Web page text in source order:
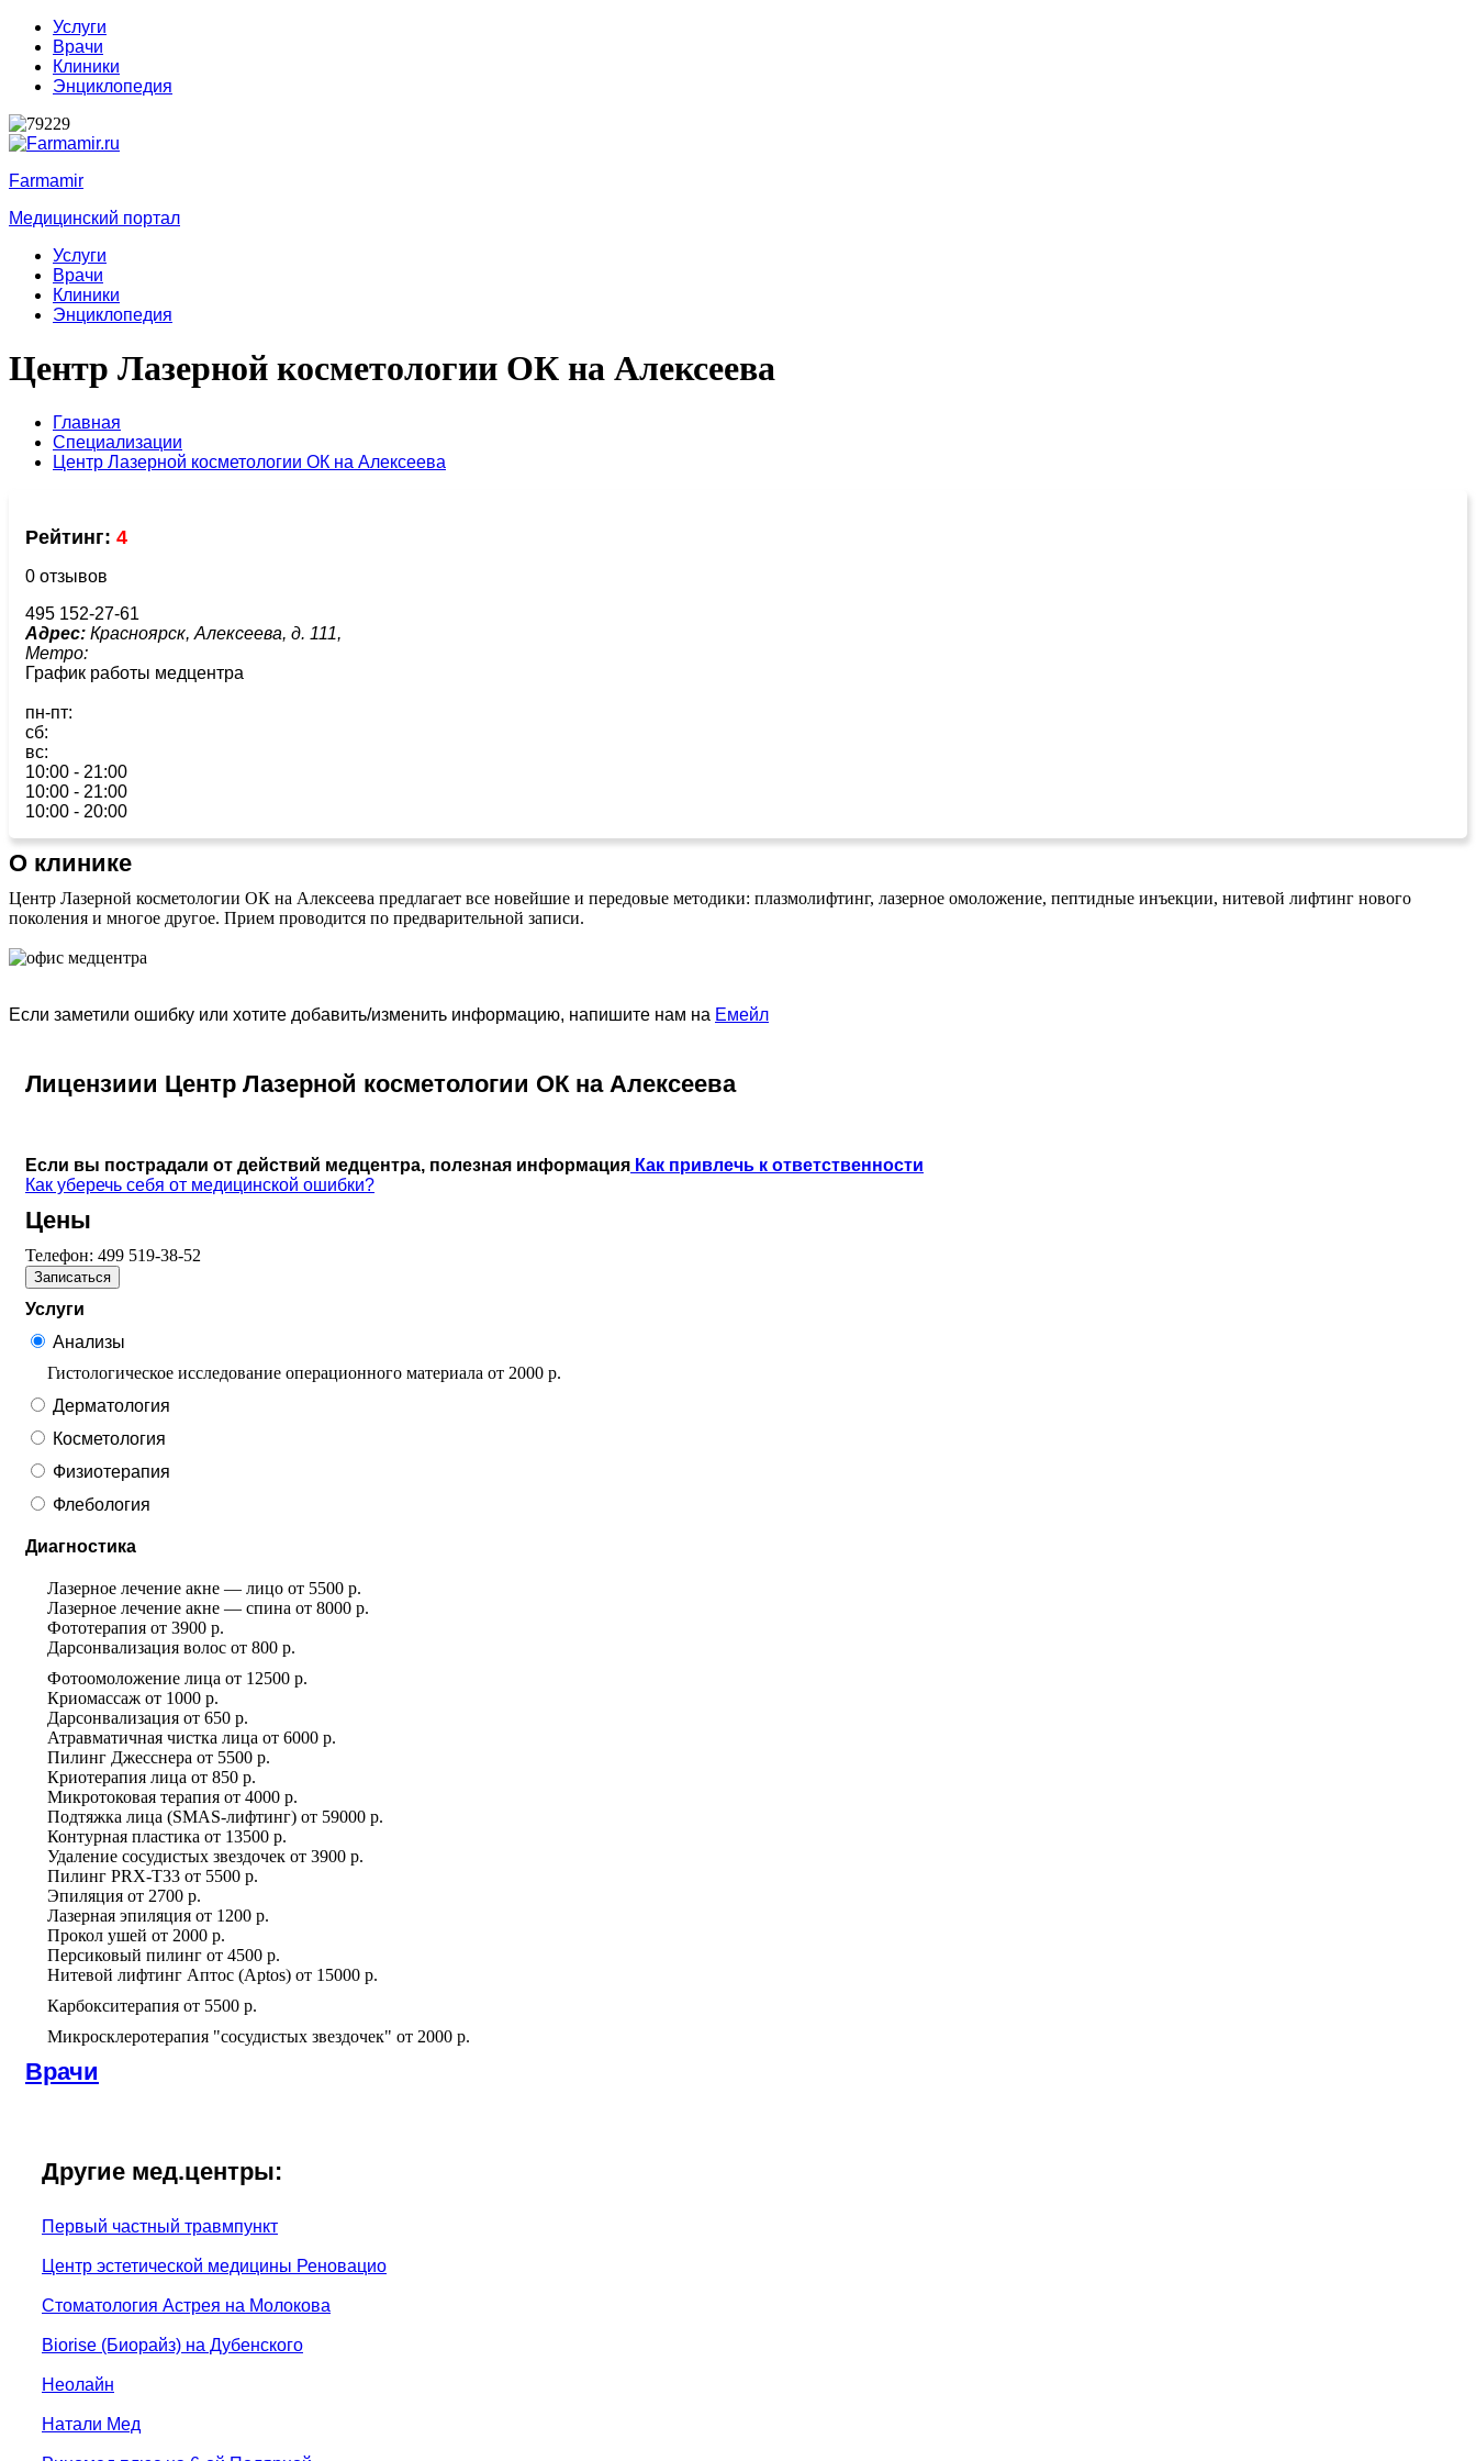
Услуги
Врачи
Клиники
Энциклопедия
Farmamir
Медицинский портал
Услуги
Врачи
Клиники
Энциклопедия
Центр Лазерной косметологии ОК на Алексеева
Главная
Специализации
Центр Лазерной косметологии ОК на Алексеева
Рейтинг: 4
0 отзывов
495 152-27-61
Адрес: Красноярск, Алексеева, д. 111,
Метро:
График работы медцентра
пн-пт:
сб:
вс:
10:00 - 21:00
10:00 - 21:00
10:00 - 20:00
О клинике
Центр Лазерной косметологии ОК на Алексеева предлагает все новейшие и передовые методики: плазмолифтинг, лазерное омоложение, пептидные инъекции, нитевой лифтинг нового
поколения и многое другое. Прием проводится по предварительной записи.
Если заметили ошибку или хотите добавить/изменить информацию, напишите нам на Емейл
Лицензиии Центр Лазерной косметологии ОК на Алексеева
Если вы пострадали от действий медцентра, полезная информация Как привлечь к ответственности
Как уберечь себя от медицинской ошибки?
Цены
Телефон: 499 519-38-52
Записаться
Услуги
Анализы
Гистологическое исследование операционного материала от 2000 р.
Дерматология
Косметология
Физиотерапия
Флебология
Диагностика
Лазерное лечение акне — лицо от 5500 р.
Лазерное лечение акне — спина от 8000 р.
Фототерапия от 3900 р.
Дарсонвализация волос от 800 р.
Фотоомоложение лица от 12500 р.
Криомассаж от 1000 р.
Дарсонвализация от 650 р.
Атравматичная чистка лица от 6000 р.
Пилинг Джесснера от 5500 р.
Криотерапия лица от 850 р.
Микротоковая терапия от 4000 р.
Подтяжка лица (SMAS-лифтинг) от 59000 р.
Контурная пластика от 13500 р.
Удаление сосудистых звездочек от 3900 р.
Пилинг PRX-T33 от 5500 р.
Эпиляция от 2700 р.
Лазерная эпиляция от 1200 р.
Прокол ушей от 2000 р.
Персиковый пилинг от 4500 р.
Нитевой лифтинг Аптос (Aptos) от 15000 р.
Карбокситерапия от 5500 р.
Микросклеротерапия "сосудистых звездочек" от 2000 р.
Врачи
Другие мед.центры:
Первый частный травмпункт
Центр эстетической медицины Реновацио
Стоматология Астрея на Молокова
Biorise (Биорайз) на Дубенского
Неолайн
Натали Мед